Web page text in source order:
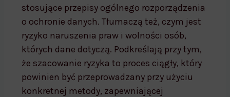
stosujące przepisy ogólnego rozporządzenia
o ochronie danych. Tłumaczą też, czym jest
ryzyko naruszenia praw i wolności osób,
których dane dotyczą. Podkreślają przy tym,
że szacowanie ryzyka to proces ciągły, który
powinien być przeprowadzany przy użyciu
konkretnej metody, zapewniającej